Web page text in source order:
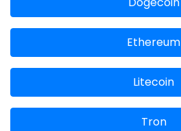
Ethereum
Litecoin
Tron